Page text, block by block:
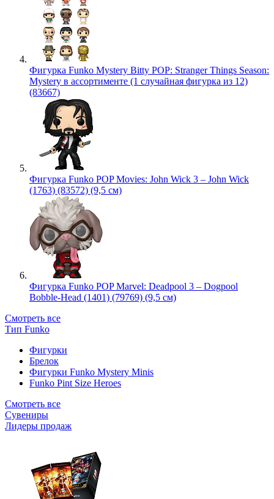
Фигурка Funko Mystery Bitty POP: Stranger Things Season:
Mystery в ассортименте (1 случайная фигурка из 12)
(83667)
Фигурка Funko POP Movies: John Wick 3 – John Wick
(1763) (83572) (9,5 см)
Фигурка Funko POP Marvel: Deadpool 3 – Dogpool
Bobble-Head (1401) (79769) (9,5 см)
Смотреть все
Тип Funko
Фигурки
Брелок
Фигурки Funko Mystery Minis
Funko Pint Size Heroes
Смотреть все
Сувениры
Лидеры продаж